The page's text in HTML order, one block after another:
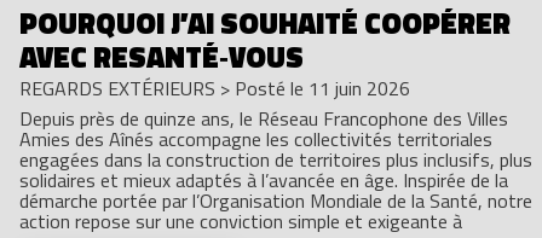
POURQUOI J’AI SOUHAITÉ COOPÉRER
AVEC RESANTÉ‑VOUS
REGARDS EXTÉRIEURS > Posté le 11 juin 2026
Depuis près de quinze ans, le Réseau Francophone des Villes
Amies des Aînés accompagne les collectivités territoriales
engagées dans la construction de territoires plus inclusifs, plus
solidaires et mieux adaptés à l’avancée en âge. Inspirée de la
démarche portée par l’Organisation Mondiale de la Santé, notre
action repose sur une conviction simple et exigeante à